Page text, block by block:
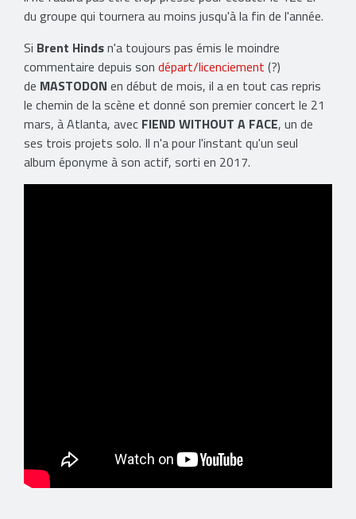
du groupe qui tournera au moins jusqu'à la fin de l'année.
Si Brent Hindsn'a toujours pas émis le moindre
commentaire depuis son départ/licenciement (?)
de MASTODON en début de mois, il a en tout cas repris
le chemin de la scène et donné son premier concert le 21
mars, à Atlanta, avec FIEND WITHOUT A FACE, un de
ses trois projets solo. Il n'a pour l'instant qu'un seul
album éponyme à son actif, sorti en 2017.